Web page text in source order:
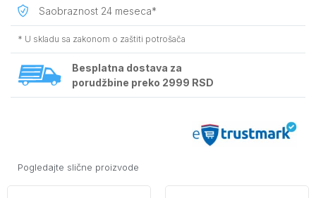
Saobraznost 24 meseca*
* U skladu sa zakonom o zaštiti potrošača
Besplatna dostava za
porudžbine preko 2999 RSD
Pogledajte slične proizvode